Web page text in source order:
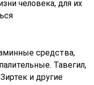
человека, для их
средства,
Тавегил,
и другие